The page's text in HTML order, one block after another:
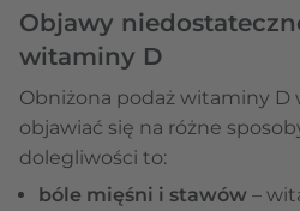
Objawy
witaminy D
Obniżona podaż witaminy D
objawiać się na różne
dolegliwości to:
bóle mięśni i stawów –